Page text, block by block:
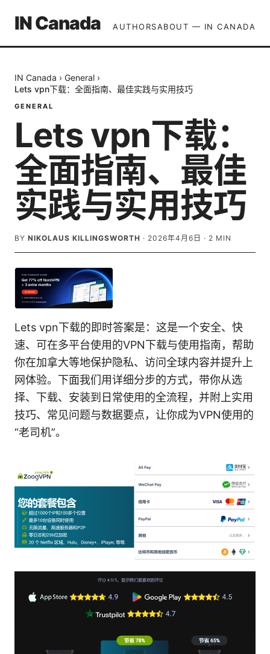
IN Canada AUTHORSABOUT — IN CANADA
IN Canada › General ›
Lets vpn下载：全面指南、最佳实践与实用技巧
GENERAL
Lets vpn下载：
全面指南、最佳
实践与实用技巧
BY NIKOLAUS KILLINGSWORTH · 2026年4月6日 · 2 MIN
Lets vpn下载的即时答案是：这是一个安全、快
速、可在多平台使用的VPN下载与使用指南，帮助
你在加拿大等地保护隐私、访问全球内容并提升上
网体验。下面我们用详细分步的方式，带你从选
择、下载、安装到日常使用的全流程，并附上实用
技巧、常见问题与数据要点，让你成为VPN使用的
“老司机”。